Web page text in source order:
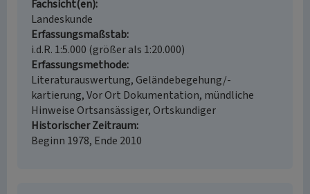
Fachsicht(en)
Landeskunde
Erfassungsmaßstab
i.d.R. 1:5.000 (größer als 1:20.000)
Erfassungsmethode
Literaturauswertung, Geländebegehung/-
kartierung, Vor Ort Dokumentation, mündliche
Hinweise Ortsansässiger, Ortskundiger
Historischer Zeitraum
Beginn 1978, Ende 2010